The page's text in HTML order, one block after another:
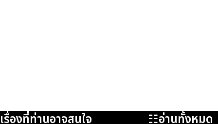
เรื่องที่ท่านอาจสนใจ ☷อ่านทั้งหมด